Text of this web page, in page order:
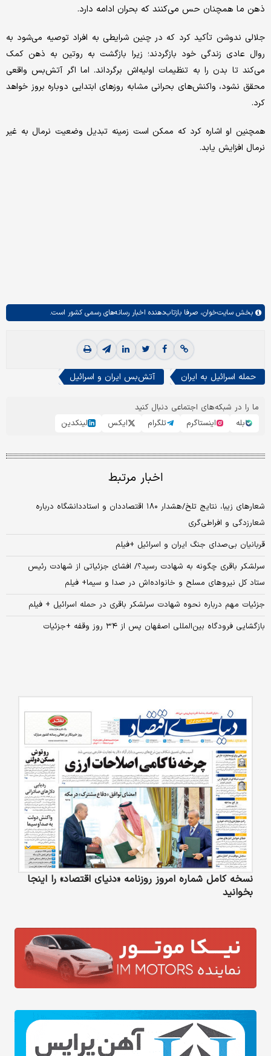
ذهن ما همچنان حس می‌کنند که بحران ادامه دارد.
جلالی ندوشن تأکید کرد که در چنین شرایطی به افراد توصیه می‌شود به
روال عادی زندگی خود بازگردند؛ زیرا بازگشت به روتین به ذهن کمک
می‌کند تا بدن را به تنظیمات اولیه‌اش برگرداند. اما اگر آتش‌بس واقعی
محقق نشود، واکنش‌های بحرانی مشابه روزهای ابتدایی دوباره بروز خواهد
کرد.
همچنین او اشاره کرد که ممکن است زمینه تبدیل وضعیت نرمال به غیر
نرمال افزایش یابد.
بخش سایت‌خوان، صرفا بازتاب‌دهنده اخبار رسانه‌های رسمی کشور است.
حمله اسرائیل به ایران آتش‌بس ایران و اسرائیل
ما را در شبکه‌های اجتماعی دنبال کنید
بله
اینستاگرم تلگرام ایکس لینکدین
اخبار مرتبط
شعارهای زیبا، نتایج تلخ/هشدار ۱۸۰ اقتصاددان و استاددانشگاه درباره
شعارزدگی و افراطی‌گری
قربانیان بی‌صدای جنگ ایران و اسرائیل +فیلم
سرلشکر باقری چگونه به شهادت رسید؟/ افشای جزئیاتی از شهادت رئیس
ستاد کل نیروهای مسلح و خانواده‌اش در صدا و سیما+ فیلم
جزئیات مهم درباره نحوه شهادت سرلشکر باقری در حمله اسرائیل + فیلم
بازگشایی فرودگاه بین‌المللی اصفهان پس از ۳۴ روز وقفه +جزئیات
نسخه کامل شماره امروز روزنامه «دنیای‌ اقتصاد» را اینجا
بخوانید